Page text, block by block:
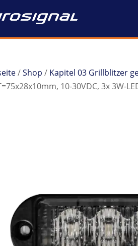
/Shop / Kapitel 03 Grillblitzer
10-30VDC, 3x 3W-